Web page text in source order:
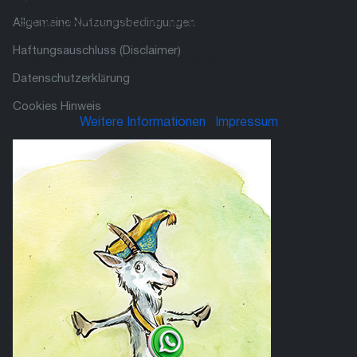
Allgemeine Nutzungsbedingungen
Haftungsauschluss (Disclaimer)
Datenschutzerklärung
Cookies Hinweis
verbessern (Tracking Cookies). Sie können selbst entscheiden,
ob Sie die Cookies zulassen möchten. Bitte beachten Sie,
Weitere Informationen Impressum